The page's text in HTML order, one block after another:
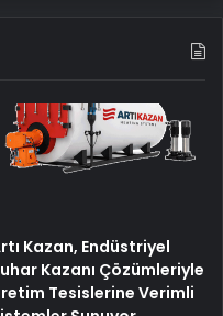
Artı Kazan, Endüstriyel
Buhar Kazanı Çözümleriyle